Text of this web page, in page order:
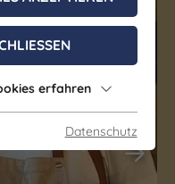
erfahren
Datenschutz